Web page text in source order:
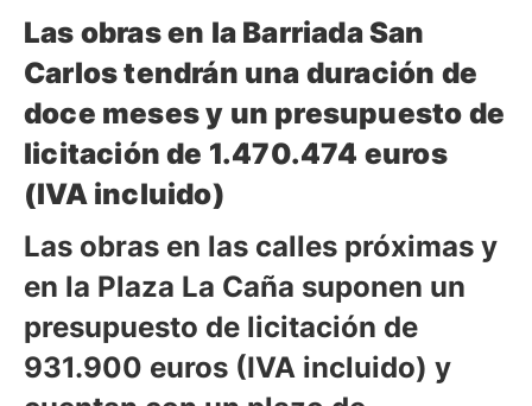
Las obras en la Barriada San
Carlos tendrán una duración de
doce meses y un presupuesto de
licitación de 1.470.474 euros
(IVA incluido)
Las obras en las calles próximas y
en la Plaza La Caña suponen un
presupuesto de licitación de
931.900 euros (IVA incluido) y